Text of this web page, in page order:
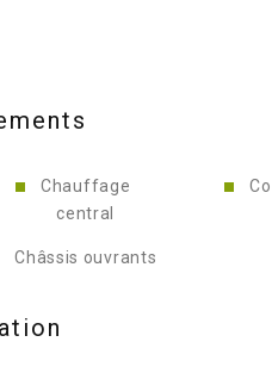
Chauffage
central
Châssis ouvrants